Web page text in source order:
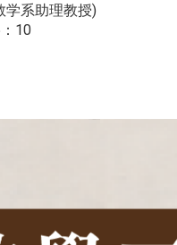
学系助理教授)
10